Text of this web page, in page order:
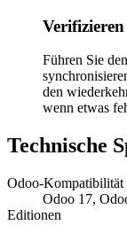
Führen Sie
den
wenn etwas
Technische
Odoo-Kompatibilität
Odoo 17,
Editionen